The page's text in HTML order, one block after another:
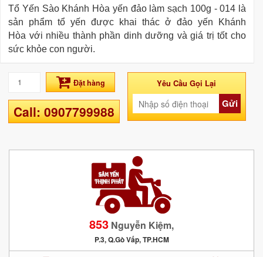
Tổ Yến Sào Khánh Hòa yến đảo làm sạch 100g - 014 là
sản phẩm tổ yến được khai thác ở đảo yến Khánh
Hòa với nhiều thành phần dinh dưỡng và giá trị tốt cho
sức khỏe con người.
Đặt hàng
Call: 0907799988
Yêu Cầu Gọi Lại
Gửi
853 Nguyễn Kiệm,
P.3, Q.Gò Vấp, TP.HCM